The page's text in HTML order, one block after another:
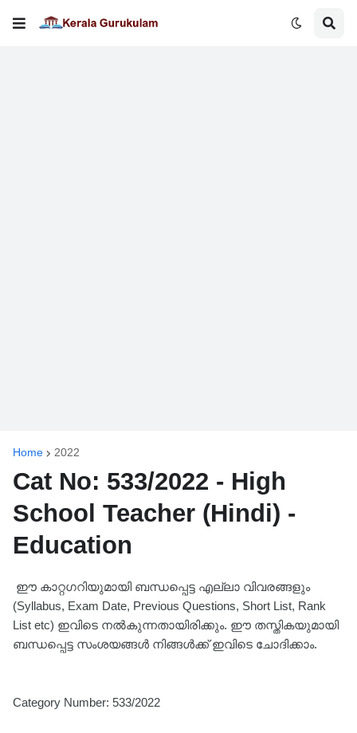
Home 2022
Cat No: 533/2022 - High
School Teacher (Hindi) -
Education
ഈ കാറ്റഗറിയുമായി ബന്ധപ്പെട്ട എല്ലാ വിവരങ്ങളും
(Syllabus, Exam Date, Previous Questions, Short List, Rank
List etc) ഇവിടെ നൽകുന്നതായിരിക്കും. ഈ തസ്തികയുമായി
ബന്ധപ്പെട്ട സംശയങ്ങൾ നിങ്ങൾക്ക് ഇവിടെ ചോദിക്കാം.
Category Number: 533/2022